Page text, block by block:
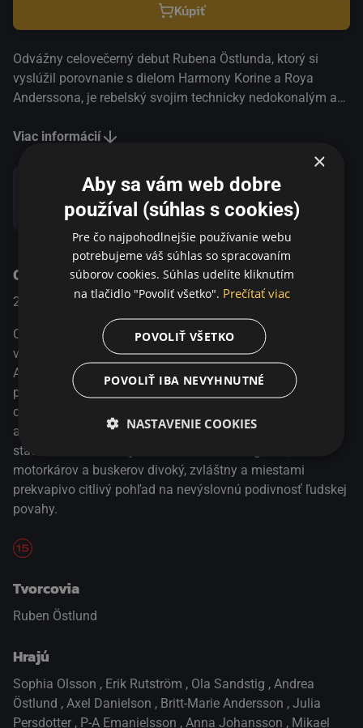
Kúpiť
Odvážny celovečerný debut Rubena Östlunda, ktorý si
vyslúžil porovnanie s dielom Harmony Korine a Roya
Anderssona, je rebelský svojim technicky nedokonalým a
outsiderov žijúcich na okraji fiktívneho mesta známeho
ako Jöteborg. Östlund svojou chladne odťažitou, večne
statickou kamerou vytvára na vzorke chuligánov,
motorkárov a buskerov divoký, zvláštny a miestami
prekvapivo citlivý pohľad na nevýslovnú podivnosť ľudskej
Viac informácií
O programe
2004 Sweden Dráma
Odvážny celovečerný debut Rubena Östlunda, ktorý si
vyslúžil porovnanie s dielom Harmony Korine a Roya
Anderssona, je rebelský svojim technicky nedokonalým a
prakticky bezdejovým stvárnením obrazoborcov a
outsiderov žijúcich na okraji fiktívneho mesta známeho
ako Jöteborg. Östlund svojou chladne odťažitou, večne
statickou kamerou vytvára na vzorke chuligánov,
motorkárov a buskerov divoký, zvláštny a miestami
prekvapivo citlivý pohľad na nevýslovnú podivnosť ľudskej
povahy.
Tvorcovia
Ruben Östlund
Hrajú
Sophia Olsson , Erik Rutström , Ola Sandstig , Andrea
Östlund , Axel Danielson , Britt-Marie Andersson , Julia
Persdotter , P-A Emanielsson , Anna Johansson , Mikael
×
Aby sa vám web dobre
používal (súhlas s cookies)
Pre čo najpohodlnejšie používanie webu
potrebujeme váš súhlas so spracovaním
súborov cookies. Súhlas udelíte kliknutím
na tlačidlo "Povoliť všetko". Prečítať viac
POVOLIŤ VŠETKO
POVOLIŤ IBA NEVYHNUTNÉ
NASTAVENIE COOKIES